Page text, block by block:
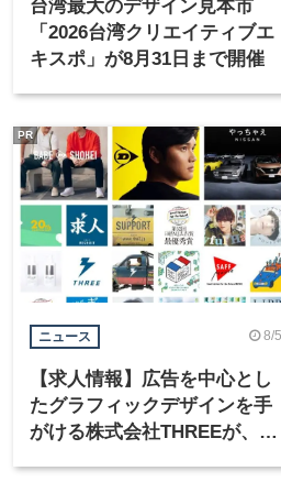
台湾最大のデザイン見本市
「2026台湾クリエイティブエ
キスポ」が8月31日まで開催
ニュース 8/5
【求人情報】広告を中心とし
たグラフィックデザインを手
がける株式会社THREEが、グ
PR